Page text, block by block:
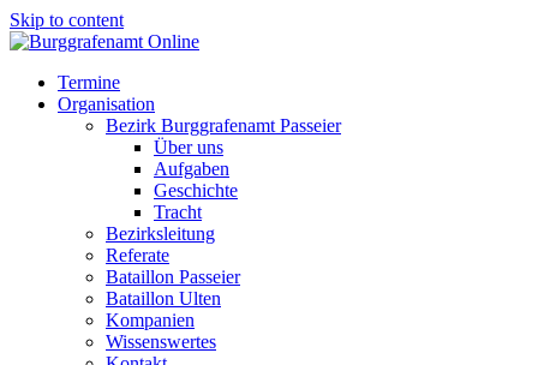
Skip to content
Termine
Organisation
Bezirk Burggrafenamt Passeier
Über uns
Aufgaben
Geschichte
Tracht
Bezirksleitung
Referate
Bataillon Passeier
Bataillon Ulten
Kompanien
Wissenswertes